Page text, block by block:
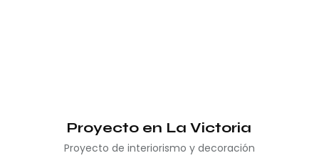
Proyecto en La Victoria
Proyecto de interiorismo y decoración